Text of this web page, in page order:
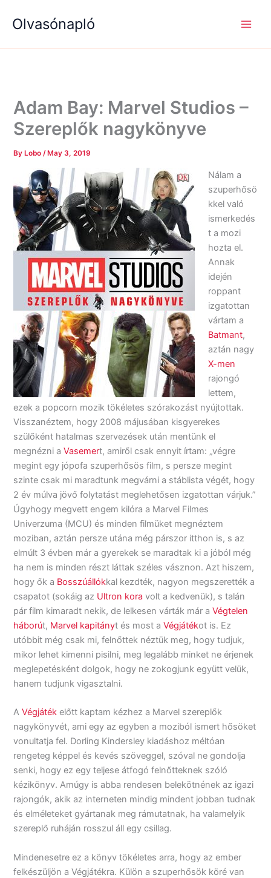
Olvasónapló
Adam Bay: Marvel Studios –
Szereplők nagykönyve
By Lobo/ May 3, 2019
Nálam a
szuperhősö
kkel való
ismerkedés
t a mozi
hozta el.
Annak
idején
roppant
izgatottan
vártam a
Batmant,
aztán nagy
X-men
rajongó
lettem,
ezek a popcorn mozik tökéletes szórakozást nyújtottak.
Visszanéztem, hogy 2008 májusában kisgyerekes
szülőként hatalmas szervezések után mentünk el
megnézni aVasemert, amiről csak ennyit írtam: „végre
megint egy jópofa szuperhősös film, s persze megint
szinte csak mi maradtunk megvárni a stáblista végét, hogy
2 év múlva jövő folytatást meglehetősen izgatottan várjuk.”
Úgyhogy megvett engem kilóra a Marvel Filmes
Univerzuma (MCU) és minden filmüket megnéztem
moziban, aztán persze utána még párszor itthon is, s az
elmúlt 3 évben már a gyerekek se maradtak ki a jóból még
ha nem is minden részt láttak széles vásznon. Azt hiszem,
hogy ők a Bosszúállókkal kezdték, nagyon megszerették a
csapatot (sokáig az Ultron kora volt a kedvenük), s talán
pár film kimaradt nekik, de lelkesen várták már aVégtelen
háborút, Marvel kapitányt és most aVégjátékot is. Ez
utóbbit még csak mi, felnőttek néztük meg, hogy tudjuk,
mikor lehet kimenni pisilni, meg legalább minket ne érjenek
meglepetésként dolgok, hogy ne zokogjunk együtt velük,
hanem tudjunk vigasztalni.
AVégjáték előtt kaptam kézhez a Marvel szereplők
nagykönyvét, ami egy az egyben a moziból ismert hősöket
vonultatja fel. Dorling Kindersley kiadáshoz méltóan
rengeteg képpel és kevés szöveggel, szóval ne gondolja
senki, hogy ez egy teljese átfogó felnőtteknek szóló
kézikönyv. Amúgy is abba rendesen belekötnének az igazi
rajongók, akik az interneten mindig mindent jobban tudnak
és elméleteket gyártanak meg rámutatnak, ha valamelyik
szereplő ruháján rosszul áll egy csillag.
Mindenesetre ez a könyv tökéletes arra, hogy az ember
felkészüljön a Végjátékra. Külön a szuperhősök köré van
e
a
é
g
k
é
g
k